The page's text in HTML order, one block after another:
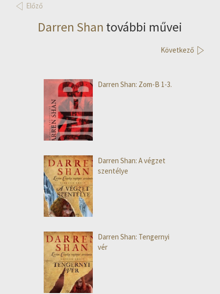
Előző
Darren Shan további művei
Következő
Darren Shan: Zom-B 1-3.
Darren Shan: A végzet
szentélye
Darren Shan: Tengernyi
vér